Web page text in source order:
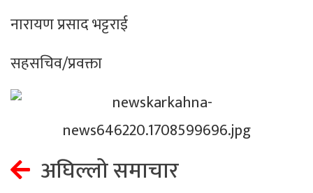
नारायण प्रसाद भट्टराई
सहसचिव/प्रवक्ता
अघिल्लो समाचार